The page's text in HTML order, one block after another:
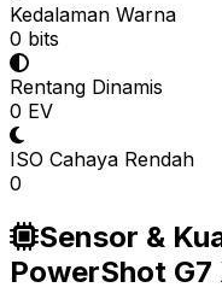
Kedalaman Warna
0 bits
Rentang Dinamis
0 EV
ISO Cahaya Rendah
0
Sensor &
PowerShot G7